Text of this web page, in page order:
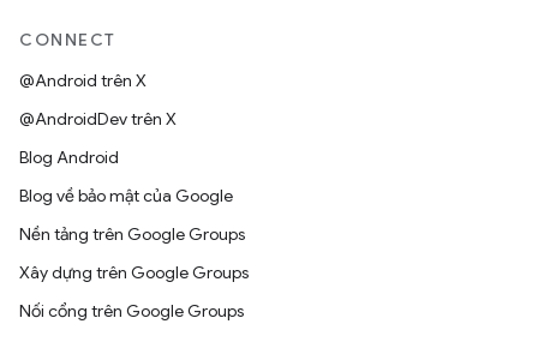
CONNECT
@Android trên X
@AndroidDev trên X
Blog Android
Blog về bảo mật của Google
Nền tảng trên Google Groups
Xây dựng trên Google Groups
Nối cổng trên Google Groups